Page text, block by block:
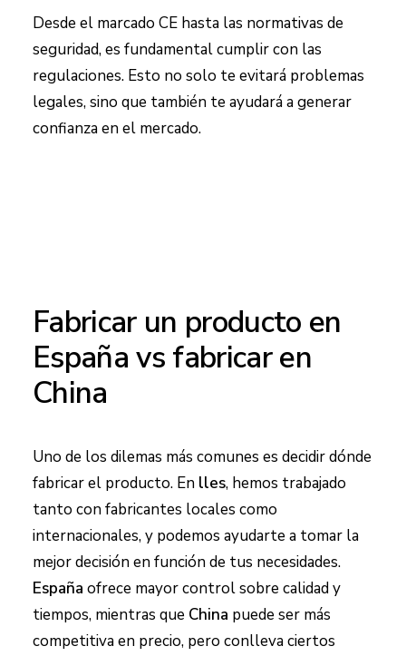
Desde el marcado CE hasta las normativas de
seguridad, es fundamental cumplir con las
regulaciones. Esto no solo te evitará problemas
legales, sino que también te ayudará a generar
confianza en el mercado.
Fabricar un producto en
España vs fabricar en
China
Uno de los dilemas más comunes es decidir dónde
fabricar el producto. En lles, hemos trabajado
tanto con fabricantes locales como
internacionales, y podemos ayudarte a tomar la
mejor decisión en función de tus necesidades.
España ofrece mayor control sobre calidad y
tiempos, mientras que China puede ser más
competitiva en precio, pero conlleva ciertos